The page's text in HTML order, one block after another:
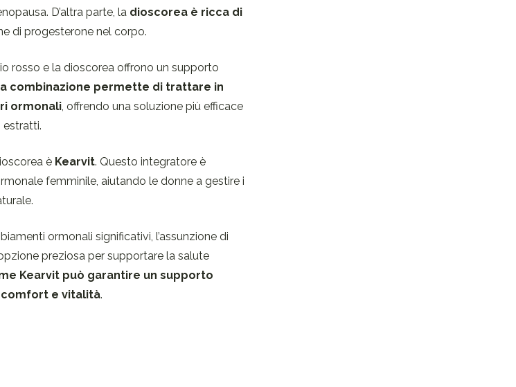
D’altra parte, la dioscorea è ricca di
di progesterone nel corpo.
rosso e la dioscorea offrono un supporto
combinazione permette di trattare in
ormonali, offrendo una soluzione più efficace
estratti.
è Kearvit. Questo integratore è
femminile, aiutando le donne a gestire i
ormonali significativi, l’assunzione di
preziosa per supportare la salute
Kearvit può garantire un supporto
e vitalità.